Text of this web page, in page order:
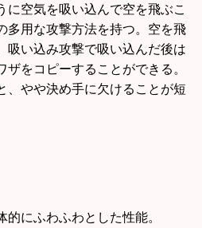
に空気を吸い込んで空を飛ぶこ
多用な攻撃方法を持つ。空を飛
吸い込み攻撃で吸い込んだ後は
をコピーすることができる。
、やや決め手に欠けることが短
にふわふわとした性能。